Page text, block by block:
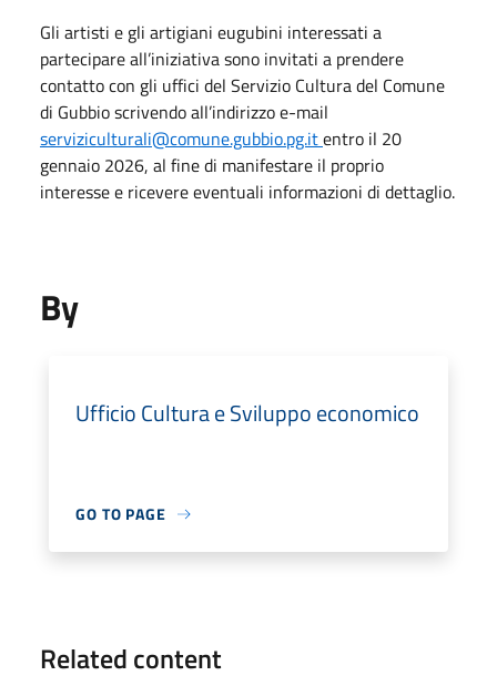
Gli artisti e gli artigiani eugubini interessati a
partecipare all’iniziativa sono invitati a prendere
contatto con gli uffici del Servizio Cultura del Comune
di Gubbio scrivendo all’indirizzo e-mail
serviziculturali@comune.gubbio.pg.itentro il 20
gennaio 2026, al fine di manifestare il proprio
interesse e ricevere eventuali informazioni di dettaglio.
By
Ufficio Cultura e Sviluppo economico
GO TO PAGE
Related content